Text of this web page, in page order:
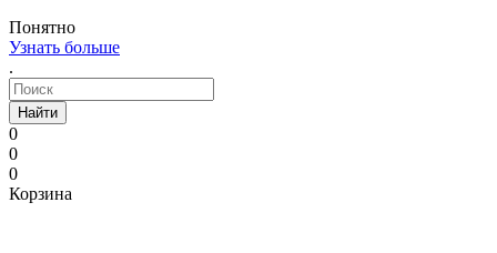
Понятно
Узнать больше
.
Найти
0
0
0
Корзина